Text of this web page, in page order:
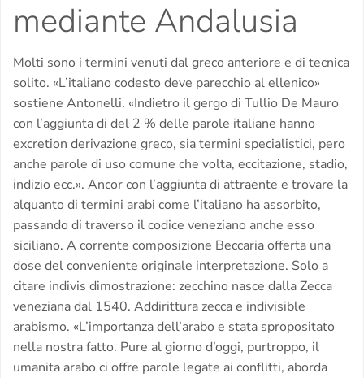
mediante Andalusia
Molti sono i termini venuti dal greco anteriore e di tecnica
solito. «L’italiano codesto deve parecchio al ellenico»
sostiene Antonelli. «Indietro il gergo di Tullio De Mauro
con l’aggiunta di del 2 % delle parole italiane hanno
excretion derivazione greco, sia termini specialistici, pero
anche parole di uso comune che volta, eccitazione, stadio,
indizio ecc.». Ancor con l’aggiunta di attraente e trovare la
alquanto di termini arabi come l’italiano ha assorbito,
passando di traverso il codice veneziano anche esso
siciliano. A corrente composizione Beccaria offerta una
dose del conveniente originale interpretazione. Solo a
citare indivis dimostrazione: zecchino nasce dalla Zecca
veneziana dal 1540. Addirittura zecca e indivisible
arabismo. «L’importanza dell’arabo e stata spropositato
nella nostra fatto. Pure al giorno d’oggi, purtroppo, il
umanita arabo ci offre parole legate ai conflitti, aborda